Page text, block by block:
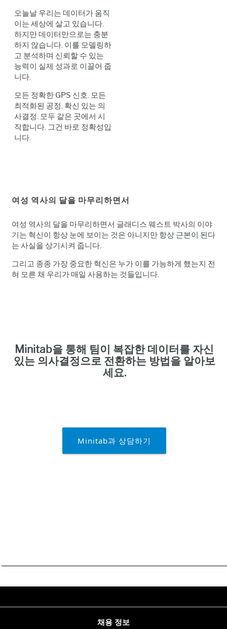
오늘날 우리는 데이터가 움직
이는 세상에 살고 있습니다.
하지만 데이터만으로는 충분
하지 않습니다. 이를 모델링하
고 분석하며 신뢰할 수 있는
능력이 실제 성과로 이끌어 줍
니다.
모든 정확한 GPS 신호. 모든
최적화된 공정. 확신 있는 의
사결정. 모두 같은 곳에서 시
작합니다. 그건 바로 정확성입
니다.
여성 역사의 달을 마무리하면서
여성 역사의 달을 마무리하면서 글래디스 웨스트 박사의 이야
기는 혁신이 항상 눈에 보이는 것은 아니지만 항상 근본이 된다
는 사실을 상기시켜 줍니다.
그리고 종종 가장 중요한 혁신은 누가 이를 가능하게 했는지 전
혀 모른 채 우리가 매일 사용하는 것들입니다.
Minitab을 통해 팀이 복잡한 데이터를 자신
있는 의사결정으로 전환하는 방법을 알아보
세요.
Minitab과 상담하기
채용 정보